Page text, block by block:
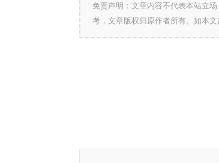
免责声明：文章内容不代表本站立
考，文章版权归原作者所有。如本